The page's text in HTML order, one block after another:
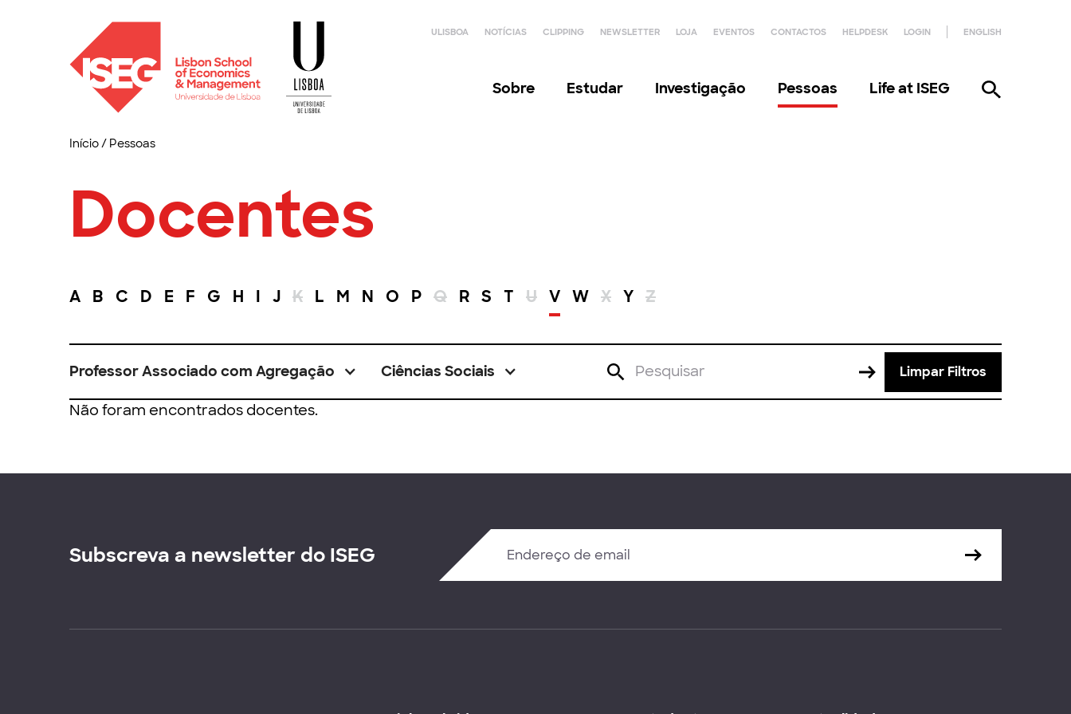
ULISBOA NOTÍCIAS CLIPPING NEWSLETTER LOJA EVENTOS CONTACTOS HELPDESK LOGIN ENGLISH
Sobre Estudar Investigação Pessoas Life at ISEG
Início/ Pessoas
Docentes
A B C D E F G H I J K L M N O P Q R S T U V W X Y Z
Professor Associado com Agregação Ciências Sociais Limpar Filtros
Não foram encontrados docentes.
Subscreva a newsletter do ISEG